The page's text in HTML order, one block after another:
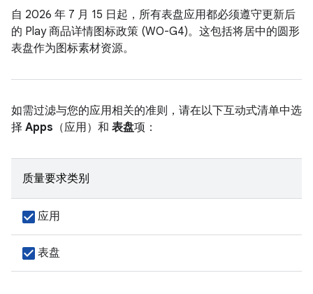
自 2026 年 7 月 15 日起，所有表盘应用都必须遵守更新后
的 Play 商品详情图标政策 (WO-G4)。这包括将居中的圆形
表盘作为图标素材资源。
如需过滤与您的应用相关的准则，请在以下互动式清单中选
择 Apps （应用）和 表盘项：
质量要求类别
应用
表盘